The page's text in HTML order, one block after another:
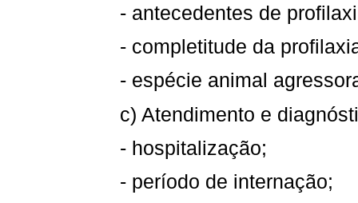
- antecedentes de
- completitude da
- espécie animal
c) Atendimento e
- hospitalização;
- período de internação;